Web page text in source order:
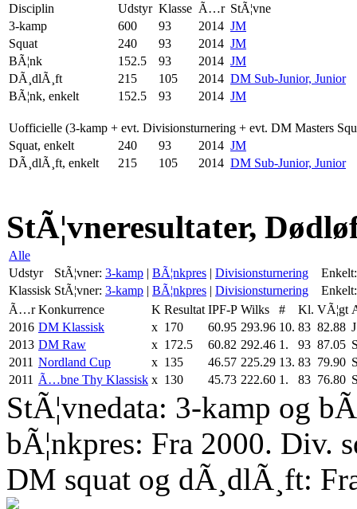
Disciplin Udstyr Klasse Ã…r StÃ¦vne
3-kamp
600 93 2014 JM
Squat
240 93 2014 JM
BÃ¦nk
152.5 93 2014 JM
DÃ¸dlÃ¸ft
215 105 2014 DM Sub-Junior, Junior
BÃ¦nk, enkelt
152.5 93 2014 JM
Uofficielle (3-kamp + evt. Divisionsturnering + evt. DM Masters
Squat, enkelt
240 93 2014 JM
DÃ¸dlÃ¸ft, enkelt
215 105 2014 DM Sub-Junior, Junior
StÃ¦vneresultater,
Alle
Udstyr
StÃ¦vner: 3-kamp | BÃ¦nkpres | Divisionsturnering
Enkelt:
Klassisk StÃ¦vner: 3-kamp | BÃ¦nkpres | Divisionsturnering
Enkelt:
Ã…r Konkurrence K Resultat IPF-P Wilks # Kl. VÃ¦gt
2016 DM Klassisk x 170 60.95 293.96 10. 83 82.88 J
2013 DM Raw x 172.5 60.82 292.46 1. 93 87.05
2011 Nordland Cup x 135 46.57 225.29 13. 83 79.90
2011 Ã…bne Thy Klassisk x 130 45.73 222.60 1. 83 76.80
StÃ¦vnedata: 3-kamp og
bÃ¦nkpres: Fra 2000. Div.
DM squat og dÃ¸dlÃ¸ft: